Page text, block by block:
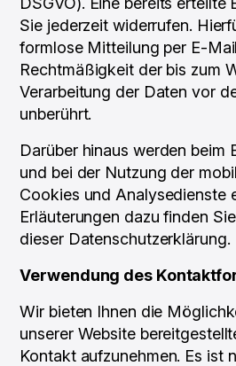
Sie jederzeit widerrufen.
formlose Mitteilung per E-
Rechtmäßigkeit der bis zum
Verarbeitung der Daten vor
unberührt.
Darüber hinaus werden beim
und bei der Nutzung der
Cookies und Analysedienste
Erläuterungen dazu finden
dieser Datenschutzerklärung.
Verwendung des
Wir bieten Ihnen die
unserer Website
Kontakt aufzunehmen. Es ist